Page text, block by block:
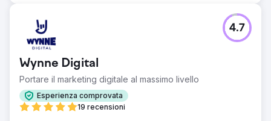
Wynne Digital
Portare il marketing digitale al massimo livello
Esperienza comprovata
19 recensioni
4.7